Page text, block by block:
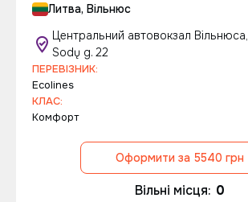
Литва, Вільнюс
Центральний автовокзал Вільнюса,
Sodų g. 22
ПЕРЕВІЗНИК:
Ecolines
КЛАС:
Комфорт
Оформити за 5540 грн
Вільні місця: 0